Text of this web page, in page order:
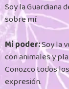
Soy la Guardiana
sobre mí:
Mi poder:Soy la
con animales y
Conozco todos
expresión.